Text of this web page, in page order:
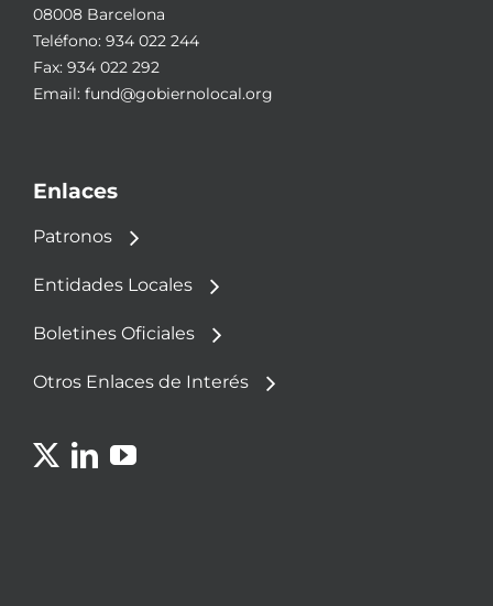
08008 Barcelona
Teléfono: 934 022 244
Fax: 934 022 292
Email: fund@gobiernolocal.org
Enlaces
Patronos
Entidades Locales
Boletines Oficiales
Otros Enlaces de Interés